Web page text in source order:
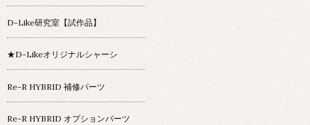
D-Like研究室【試作品】
★D-Likeオリジナルシャーシ
Re-R HYBRID 補修パーツ
Re-R HYBRID オプションパーツ